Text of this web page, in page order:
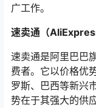
广工作。
速卖通（
速卖通是阿里巴巴
费者。它以价格优
罗斯、巴西等新兴
势在于其强大的供